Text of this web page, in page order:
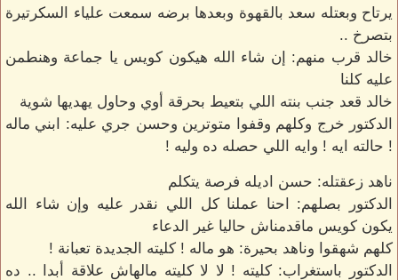
يرتاح وبعتله سعد بالقهوة وبعدها برضه سمعت علياء السكرتيرة
بتصرخ ..
خالد قرب منهم: إن شاء الله هيكون كويس يا جماعة وهنطمن
عليه كلنا
خالد قعد جنب بنته اللي بتعيط بحرقة أوي وحاول يهديها شوية
الدكتور خرج وكلهم وقفوا متوترين وحسن جري عليه: ابني ماله
! حالته ايه ! وايه اللي حصله ده وليه !
ناهد زعقتله: حسن اديله فرصة يتكلم
الدكتور بصلهم: احنا عملنا كل اللي نقدر عليه وإن شاء الله
يكون كويس ماقدمناش حاليا غير الدعاء
كلهم شهقوا وناهد بحيرة: هو ماله ! كليته الجديدة تعبانة !
الدكتور باستغراب: كليته ! لا لا كليته مالهاش علاقة أبدا .. ده